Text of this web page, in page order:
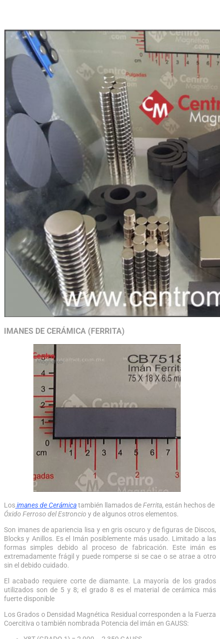
IMANES DE CERÁMICA (FERRITA)
Losimanes de Cerámicatambién llamados deFerrita, están hechos de
Óxido Ferroso del Estroncio y de algunos otros elementos.
Son imanes de apariencia lisa y en gris oscuro y de figuras de Discos,
Blocks y Anillos. Es el Imán posiblemente más usado. Limitado a las
formas simples debido al proceso de fabricación. Este imán es
extremadamente frágil y puede romperse si se cae o se atrae a otro
sin el debido cuidado.
El acabado requiere corte de diamante. La mayoría de los grados
utilizados son de 5 y 8; el grado 8 es el material de cerámica más
fuerte disponible
Los Grados o Densidad Magnética Residual corresponden a la Fuerza
Coercitiva o también nombrada Potencia del imán en GAUSS: